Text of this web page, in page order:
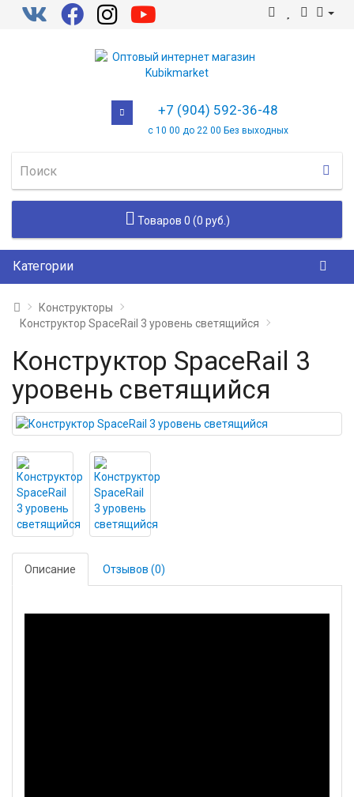
+7 (904) 592-36-48
с 10 00 до 22 00 Без выходных
Товаров 0 (0 руб.)
Категории
Конструкторы
Конструктор SpaceRail 3 уровень светящийся
Конструктор SpaceRail 3
уровень светящийся
Описание Отзывов (0)